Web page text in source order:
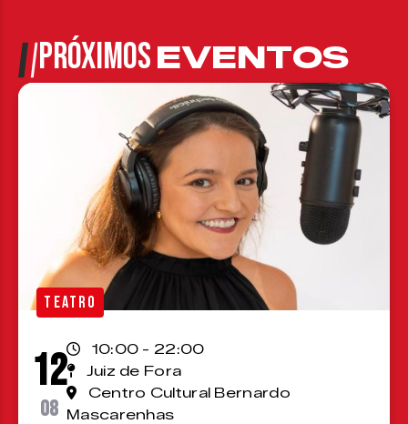
PRÓXIMOSEVENTOS
TEATRO
12
08
10:00 - 22:00
Juiz de Fora
Centro Cultural Bernardo
Mascarenhas